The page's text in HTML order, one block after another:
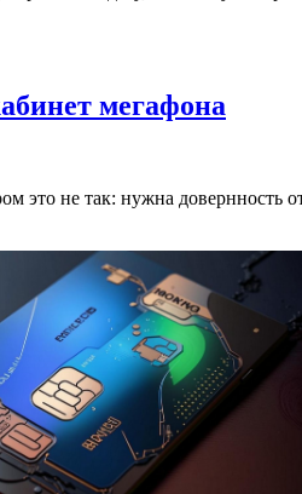
мегафона
не так: нужна довернность